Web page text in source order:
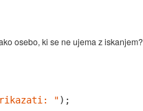
osebo, ki se ne ujema z iskanjem?
");